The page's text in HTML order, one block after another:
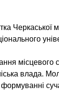
Черкаської
влада.